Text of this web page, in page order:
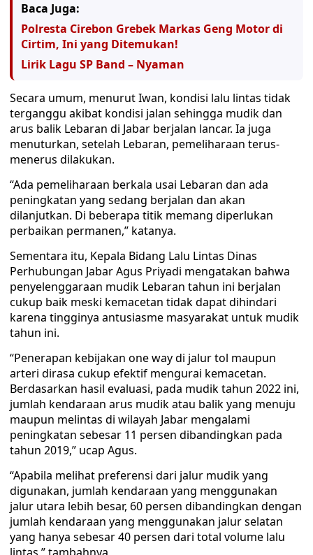
Baca Juga:
Polresta Cirebon Grebek Markas Geng Motor di
Cirtim, Ini yang Ditemukan!
Lirik Lagu SP Band – Nyaman
Secara umum, menurut Iwan, kondisi lalu lintas tidak
terganggu akibat kondisi jalan sehingga mudik dan
arus balik Lebaran di Jabar berjalan lancar. Ia juga
menuturkan, setelah Lebaran, pemeliharaan terus-
menerus dilakukan.
“Ada pemeliharaan berkala usai Lebaran dan ada
peningkatan yang sedang berjalan dan akan
dilanjutkan. Di beberapa titik memang diperlukan
perbaikan permanen,” katanya.
Sementara itu, Kepala Bidang Lalu Lintas Dinas
Perhubungan Jabar Agus Priyadi mengatakan bahwa
penyelenggaraan mudik Lebaran tahun ini berjalan
cukup baik meski kemacetan tidak dapat dihindari
karena tingginya antusiasme masyarakat untuk mudik
tahun ini.
“Penerapan kebijakan one way di jalur tol maupun
arteri dirasa cukup efektif mengurai kemacetan.
Berdasarkan hasil evaluasi, pada mudik tahun 2022 ini,
jumlah kendaraan arus mudik atau balik yang menuju
maupun melintas di wilayah Jabar mengalami
peningkatan sebesar 11 persen dibandingkan pada
tahun 2019,” ucap Agus.
“Apabila melihat preferensi dari jalur mudik yang
digunakan, jumlah kendaraan yang menggunakan
jalur utara lebih besar, 60 persen dibandingkan dengan
jumlah kendaraan yang menggunakan jalur selatan
yang hanya sebesar 40 persen dari total volume lalu